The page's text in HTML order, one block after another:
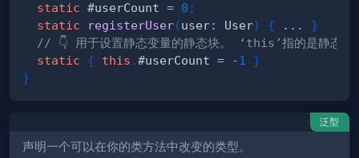
static #userCount = 0 ;
static
registerUser(user: User) { ...
}
// 👇 用于设置静态变量的静态块。 ‘this’指的是静态类
static
{ this .#userCount = -1
}
}
泛型
声明一个可以在你的类方法中改变的类型。